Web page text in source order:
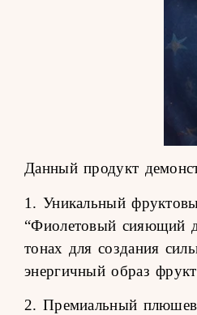
Данный продукт
1. Уникальный
“Фиолетовый сияющий
тонах для создания
энергичный образ
2. Премиальный